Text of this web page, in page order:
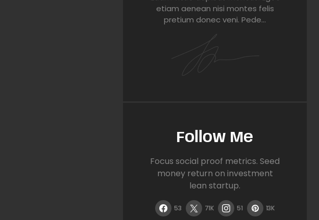
etiam aenean nisi montes felis
pretium donec veni. Pede…
Follow Me
Focus social proof metrics. Seed
money return on investment
lean startup.
53 71K 51 13K